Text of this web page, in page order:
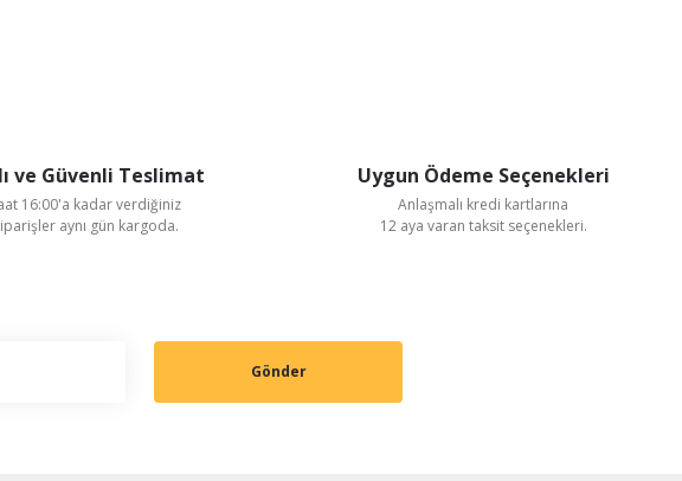
ve Güvenli Teslimat
16:00'a kadar verdiğiniz
aynı gün kargoda.
Uygun Ödeme Seçenekleri
Anlaşmalı kredi kartlarına
12 aya varan taksit seçenekleri.
Gönder